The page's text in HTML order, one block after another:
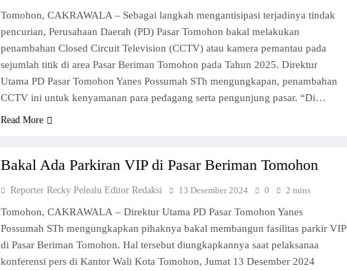
Tomohon, CAKRAWALA – Sebagai langkah mengantisipasi terjadinya tindak
pencurian, Perusahaan Daerah (PD) Pasar Tomohon bakal melakukan
penambahan Closed Circuit Television (CCTV) atau kamera pemantau pada
sejumlah titik di area Pasar Beriman Tomohon pada Tahun 2025. Direktur
Utama PD Pasar Tomohon Yanes Possumah STh mengungkapan, penambahan
CCTV ini untuk kenyamanan para pedagang serta pengunjung pasar. “Di…
Read More
Bakal Ada Parkiran VIP di Pasar Beriman Tomohon
Reporter Recky Pelealu Editor Redaksi 13 Desember 2024 0 2 mins
Tomohon, CAKRAWALA – Direktur Utama PD Pasar Tomohon Yanes
Possumah STh mengungkapkan pihaknya bakal membangun fasilitas parkir VIP
di Pasar Beriman Tomohon. Hal tersebut diungkapkannya saat pelaksanaa
konferensi pers di Kantor Wali Kota Tomohon, Jumat 13 Desember 2024